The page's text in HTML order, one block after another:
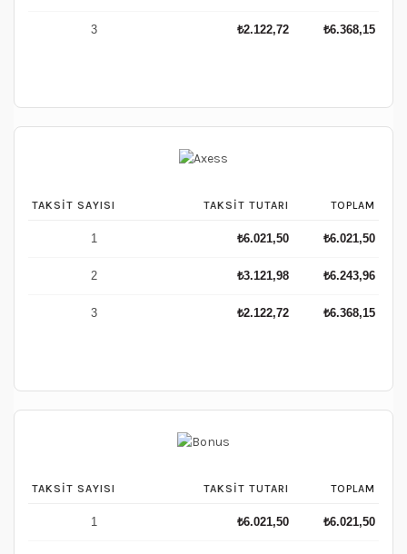
3 ₺2.122,72 ₺6.368,15
TAKSIT SAYISI TAKSIT TUTARI TOPLAM
1 ₺6.021,50 ₺6.021,50
2 ₺3.121,98 ₺6.243,96
3 ₺2.122,72 ₺6.368,15
TAKSIT SAYISI TAKSIT TUTARI TOPLAM
1 ₺6.021,50 ₺6.021,50